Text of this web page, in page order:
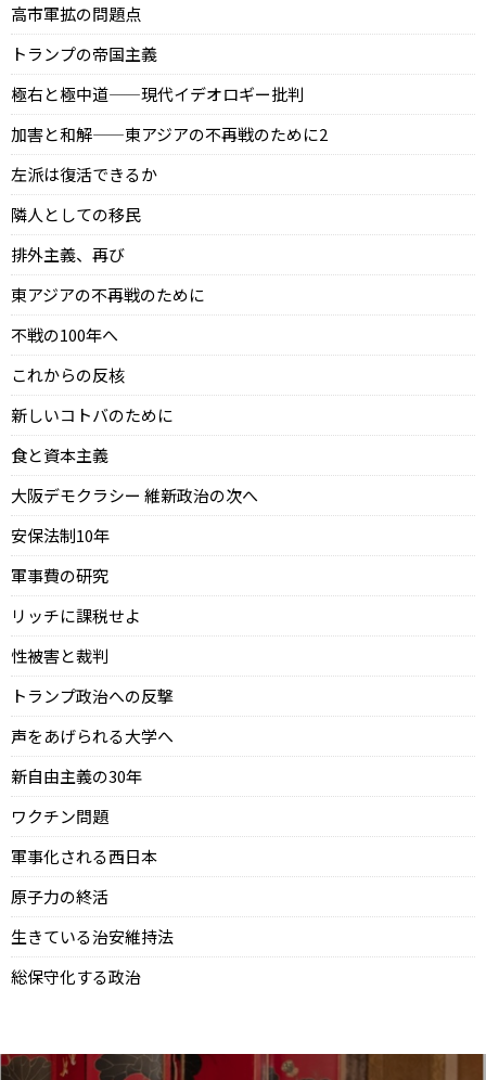
高市軍拡の問題点
トランプの帝国主義
極右と極中道——現代イデオロギー批判
加害と和解——東アジアの不再戦のために2
左派は復活できるか
隣人としての移民
排外主義、再び
東アジアの不再戦のために
不戦の100年へ
これからの反核
新しいコトバのために
食と資本主義
大阪デモクラシー 維新政治の次へ
安保法制10年
軍事費の研究
リッチに課税せよ
性被害と裁判
トランプ政治への反撃
声をあげられる大学へ
新自由主義の30年
ワクチン問題
軍事化される西日本
原子力の終活
生きている治安維持法
総保守化する政治